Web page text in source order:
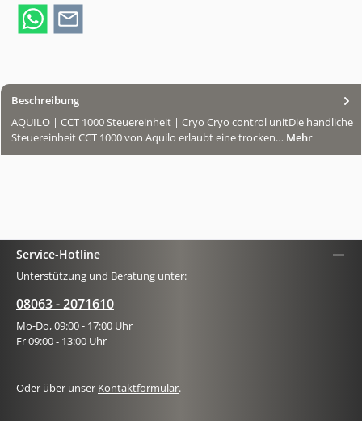
Beschreibung
AQUILO | CCT 1000 Steuereinheit | Cryo Cryo control unitDie handliche
Steuereinheit CCT 1000 von Aquilo erlaubt eine trocken… Mehr
Service-Hotline
Unterstützung und Beratung unter:
08063 - 2071610
Mo-Do, 09:00 - 17:00 Uhr
Fr 09:00 - 13:00 Uhr
Oder über unser Kontaktformular.